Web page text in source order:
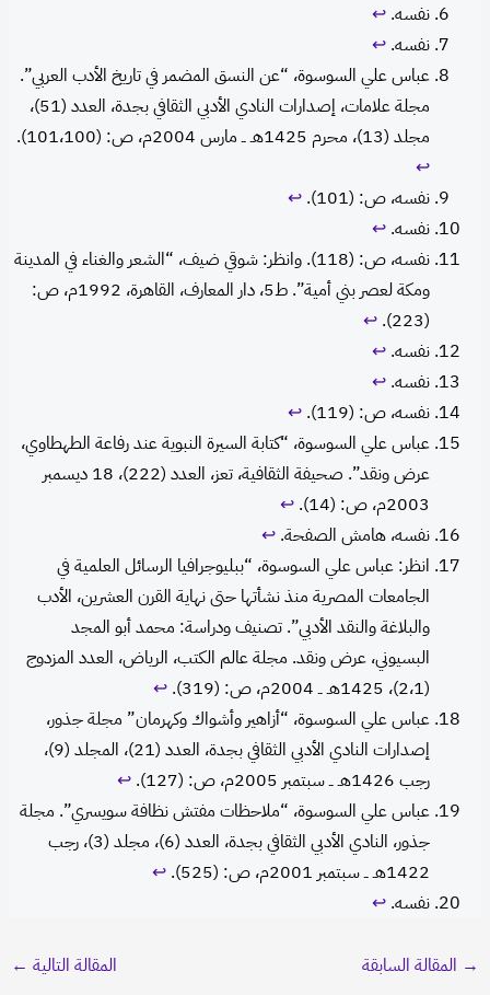
نفسه. ↩︎
نفسه. ↩︎
عباس علي السوسوة، “عن النسق المضمر في تاريخ الأدب العربي”.
مجلة علامات، إصدارات النادي الأدبي الثقافي بجدة، العدد (51)،
مجلد (13)، محرم 1425هـ ــ مارس 2004م، ص: (101،100).
↩︎
نفسه، ص: (101).
↩︎
نفسه. ↩︎
نفسه، ص: (118). وانظر: شوقي ضيف، “الشعر والغناء في المدينة
ومكة لعصر بني أمية”. ط5، دار المعارف، القاهرة، 1992م، ص:
(223).
↩︎
نفسه. ↩︎
نفسه. ↩︎
نفسه، ص: (119).
↩︎
عباس علي السوسوة، “كتابة السيرة النبوية عند رفاعة الطهطاوي،
عرض ونقد”. صحيفة الثقافية، تعز، العدد (222)، 18 ديسمبر
2003م، ص: (14).
↩︎
نفسه، هامش الصفحة. ↩︎
انظر: عباس علي السوسوة، “ببليوجرافيا الرسائل العلمية في
الجامعات المصرية منذ نشأتها حتى نهاية القرن العشرين، الأدب
والبلاغة والنقد الأدبي”. تصنيف ودراسة: محمد أبو المجد
البسيوني، عرض ونقد. مجلة عالم الكتب، الرياض، العدد المزدوج
(2،1)، 1425هـ ــ 2004م، ص: (319).
↩︎
عباس علي السوسوة، “أزاهير وأشواك وكهرمان” مجلة جذور،
إصدارات النادي الأدبي الثقافي بجدة، العدد (21)، المجلد (9)،
رجب 1426هـ ــ سبتمبر 2005م، ص: (127).
↩︎
عباس علي السوسوة، “ملاحظات مفتش نظافة سويسري”. مجلة
جذور، النادي الأدبي الثقافي بجدة، العدد (6)، مجلد (3)، رجب
1422هـ ــ سبتمبر 2001م، ص: (525).
↩︎
نفسه. ↩︎
→ المقالة السابقة المقالة التالية ←